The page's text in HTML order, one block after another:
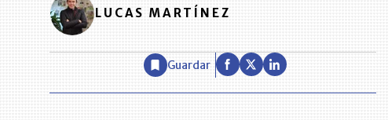
LUCAS MARTÍNEZ
Guardar